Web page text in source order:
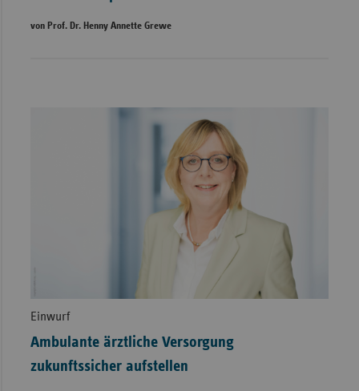
von Prof. Dr. Henny Annette Grewe
Einwurf
Ambulante ärztliche Versorgung
zukunftssicher aufstellen